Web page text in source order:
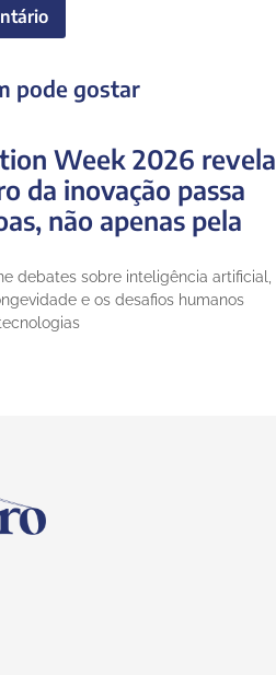
pode gostar
Week 2026 revela
da inovação passa
não apenas pela
debates sobre inteligência artificial,
e os desafios humanos